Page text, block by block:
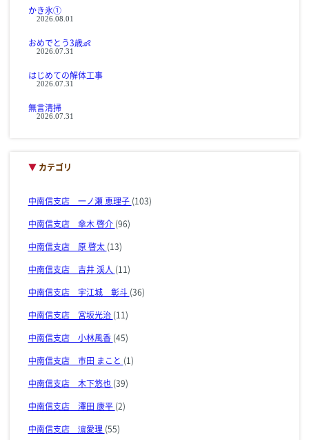
かき氷①
2026.08.01
おめでとう3歳👶
2026.07.31
はじめての解体工事
2026.07.31
無言清掃
2026.07.31
▼カテゴリ
中南信支店 一ノ瀬 恵理子 (103)
中南信支店 傘木 啓介 (96)
中南信支店 原 啓太 (13)
中南信支店 吉井 渓人 (11)
中南信支店 宇江城 彰斗 (36)
中南信支店 宮坂光治 (11)
中南信支店 小林風香 (45)
中南信支店 市田 まこと (1)
中南信支店 木下悠也 (39)
中南信支店 澤田 康平 (2)
中南信支店 濵愛理 (55)